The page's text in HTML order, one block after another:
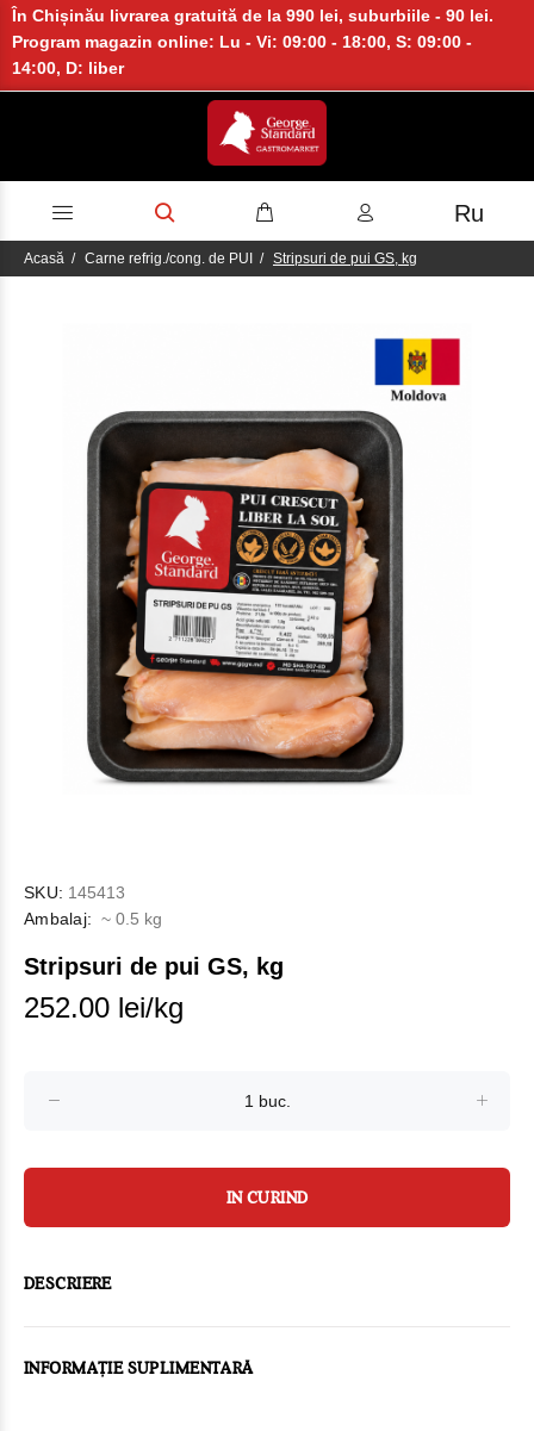
În Chișinău livrarea gratuită de la 990 lei, suburbiile - 90 lei.
Program magazin online: Lu - Vi: 09:00 - 18:00, S: 09:00 -
14:00, D: liber
Ru
Acasă Carne refrig./cong. de PUI Stripsuri de pui GS, kg
SKU: 145413
Ambalaj: ~ 0.5 kg
Stripsuri de pui GS, kg
252.00 lei/kg
IN CURIND
DESCRIERE
INFORMAȚIE SUPLIMENTARĂ